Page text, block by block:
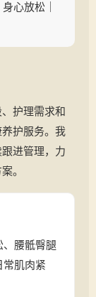
心放松｜
护理需求和
护服务。我
进管理，力
。
腰骶臀腿
常肌肉紧